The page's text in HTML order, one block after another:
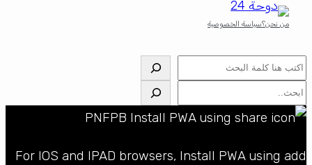
من نحن؟سياسة الخصوصية
البحث
البحث
For IOS and IPAD browsers, Install PWA using add